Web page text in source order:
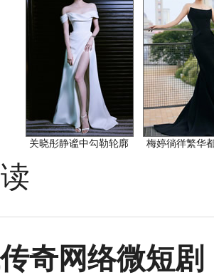
关晓彤静谧中勾勒轮廓 梅婷徜徉繁华
奇网络微短